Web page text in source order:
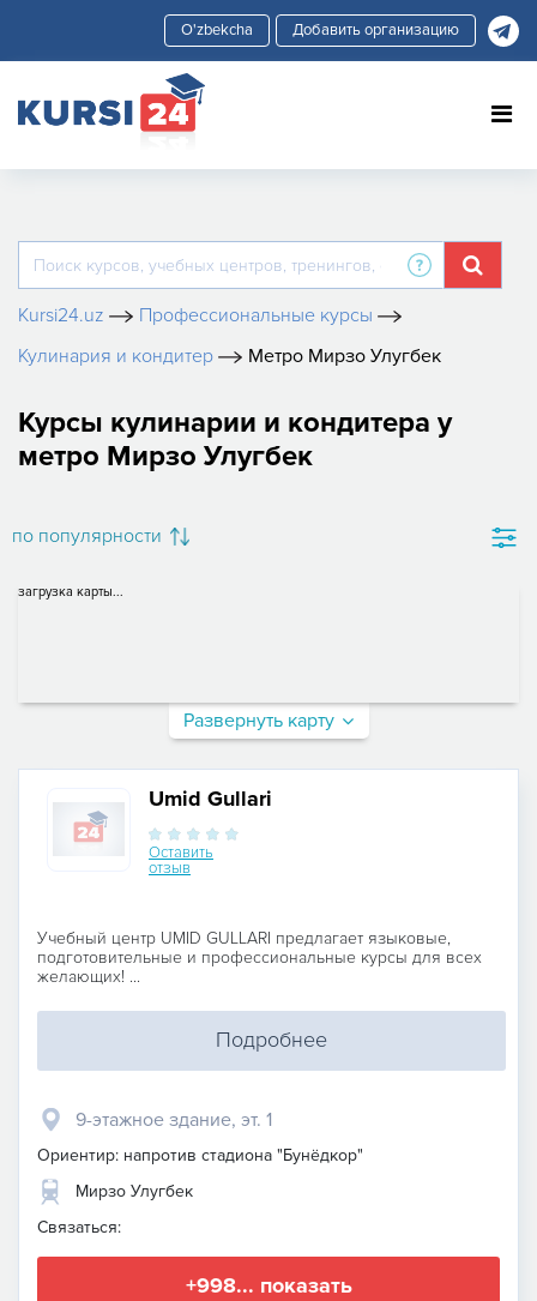
Добавить организацию
Kursi24.uz
Профессиональные курсы
Кулинария и кондитер
Метро Мирзо Улугбек
Курсы кулинарии и кондитера у
метро Мирзо Улугбек
по популярности
загрузка карты...
Развернуть карту
Umid Gullari
Оставить
отзыв
Учебный центр UMID GULLARI предлагает языковые,
подготовительные и профессиональные курсы для всех
желающих! ...
Подробнее
9-этажное здание, эт. 1
Ориентир: напротив стадиона "Бунёдкор"
Мирзо Улугбек
Связаться:
+998... показать